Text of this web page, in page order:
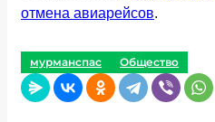
отмена авиарейсов.
мурманспас Общество